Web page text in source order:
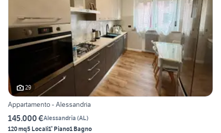
29
Appartamento - Alessandria
145.000 €Alessandria (AL)
120 mq5 Locali1° Piano1 Bagno